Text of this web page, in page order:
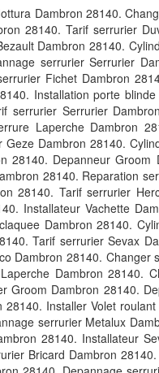
Dambron 28140.
28140. Tarif serrurier
Dambron 28140.
serrurier Serrurier
Fichet Dambron
Installation porte
Serrurier
Laperche Dambron
Dambron 28140.
Depanneur
28140. Reparation
28140. Tarif serrurier
Installateur Vachette
Dambron 28140.
Tarif serrurier Sevax
Dambron 28140.
Dambron 28140.
Dambron 28140.
Installer Volet
serrurier Metalux
28140. Installateur
Bricard Dambron